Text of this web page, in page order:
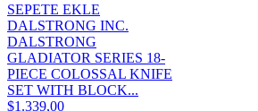
SEPETE EKLE
DALSTRONG INC.
DALSTRONG
GLADIATOR SERIES 18-
PIECE COLOSSAL KNIFE
SET WITH BLOCK...
$1.339,00